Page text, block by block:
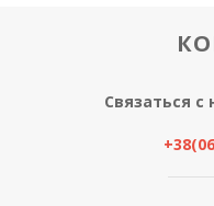
Связаться